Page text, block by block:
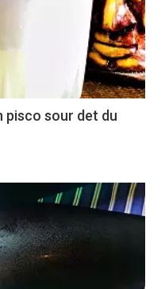
pisco sour det du